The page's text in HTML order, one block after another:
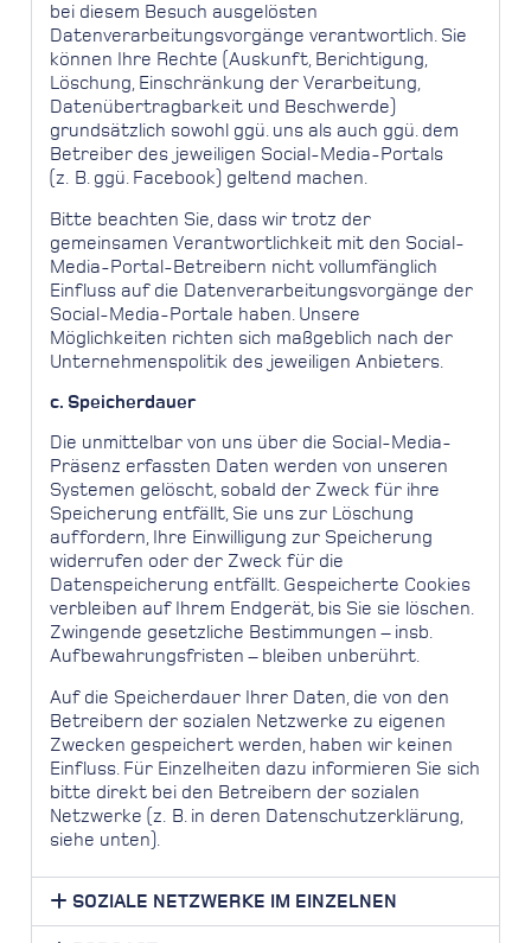
bei diesem Besuch ausgelösten
Datenverarbeitungsvorgänge verantwortlich. Sie
können Ihre Rechte (Auskunft, Berichtigung,
Löschung, Einschränkung der Verarbeitung,
Datenübertragbarkeit und Beschwerde)
grundsätzlich sowohl ggü. uns als auch ggü. dem
Betreiber des jeweiligen Social-Media-Portals
(z. B. ggü. Facebook) geltend machen.
Bitte beachten Sie, dass wir trotz der
gemeinsamen Verantwortlichkeit mit den Social-
Media-Portal-Betreibern nicht vollumfänglich
Einfluss auf die Datenverarbeitungsvorgänge der
Social-Media-Portale haben. Unsere
Möglichkeiten richten sich maßgeblich nach der
Unternehmenspolitik des jeweiligen Anbieters.
c. Speicherdauer
Die unmittelbar von uns über die Social-Media-
Präsenz erfassten Daten werden von unseren
Systemen gelöscht, sobald der Zweck für ihre
Speicherung entfällt, Sie uns zur Löschung
auffordern, Ihre Einwilligung zur Speicherung
widerrufen oder der Zweck für die
Datenspeicherung entfällt. Gespeicherte Cookies
verbleiben auf Ihrem Endgerät, bis Sie sie löschen.
Zwingende gesetzliche Bestimmungen – insb.
Aufbewahrungsfristen – bleiben unberührt.
Auf die Speicherdauer Ihrer Daten, die von den
Betreibern der sozialen Netzwerke zu eigenen
Zwecken gespeichert werden, haben wir keinen
Einfluss. Für Einzelheiten dazu informieren Sie sich
bitte direkt bei den Betreibern der sozialen
Netzwerke (z. B. in deren Datenschutzerklärung,
siehe unten).
SOZIALE NETZWERKE IM EINZELNEN